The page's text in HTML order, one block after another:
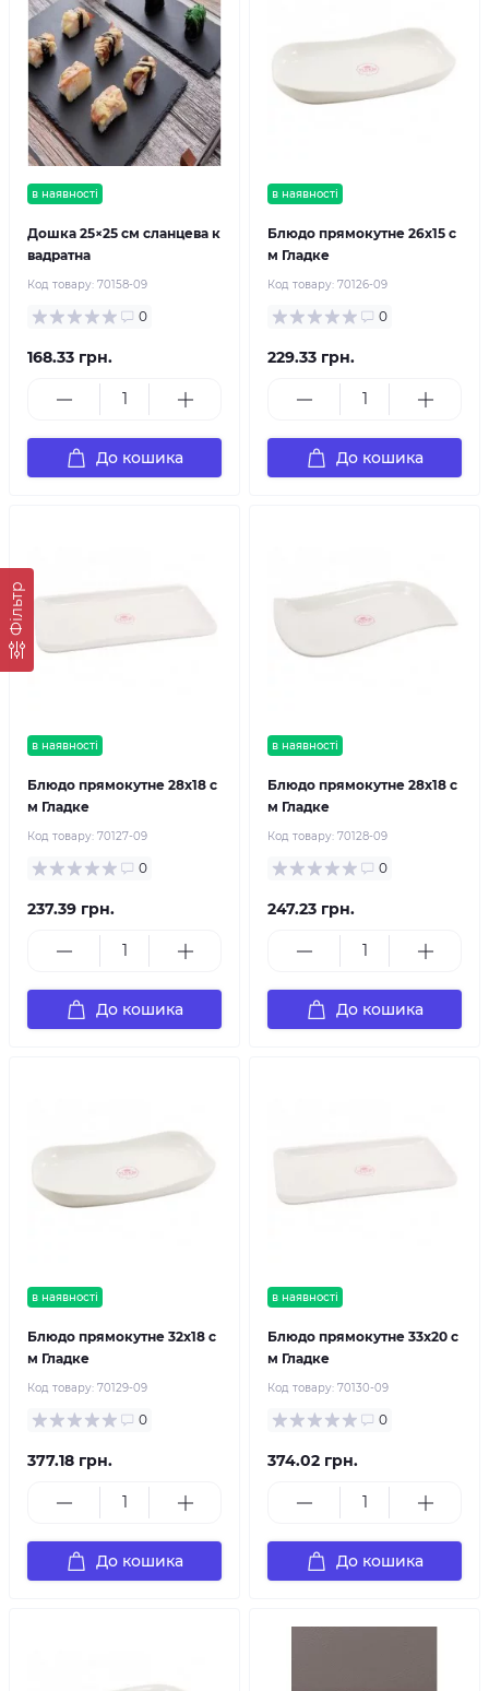
Фільтр
в наявності
Дошка 25×25 см сланцева к
вадратна
Код товару: 70158-09
0
168.33 грн.
До кошика
в наявності
Блюдо прямокутне 26х15 с
м Гладке
Код товару: 70126-09
0
229.33 грн.
До кошика
в наявності
Блюдо прямокутне 28х18 с
м Гладке
Код товару: 70127-09
0
237.39 грн.
До кошика
в наявності
Блюдо прямокутне 28х18 с
м Гладке
Код товару: 70128-09
0
247.23 грн.
До кошика
в наявності
Блюдо прямокутне 32х18 с
м Гладке
Код товару: 70129-09
0
377.18 грн.
До кошика
в наявності
Блюдо прямокутне 33х20 с
м Гладке
Код товару: 70130-09
0
374.02 грн.
До кошика